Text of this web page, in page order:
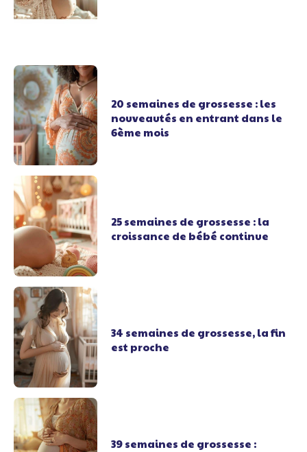
20 semaines de grossesse : les
nouveautés en entrant dans le
6ème mois
25 semaines de grossesse : la
croissance de bébé continue
34 semaines de grossesse, la fin
est proche
39 semaines de grossesse :